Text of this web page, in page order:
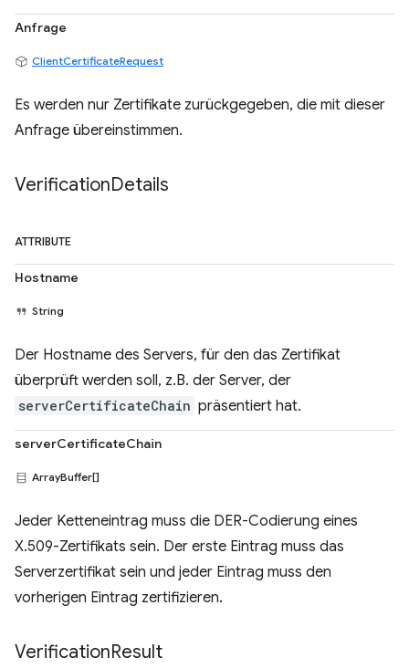
Anfrage
ClientCertificateRequest
Es werden nur Zertifikate zurückgegeben, die mit dieser
Anfrage übereinstimmen.
VerificationDetails
ATTRIBUTE
Hostname
String
Der Hostname des Servers, für den das Zertifikat
überprüft werden soll, z.B. der Server, der
serverCertificateChain präsentiert hat.
serverCertificateChain
ArrayBuffer[]
Jeder Ketteneintrag muss die DER-Codierung eines
X.509-Zertifikats sein. Der erste Eintrag muss das
Serverzertifikat sein und jeder Eintrag muss den
vorherigen Eintrag zertifizieren.
VerificationResult